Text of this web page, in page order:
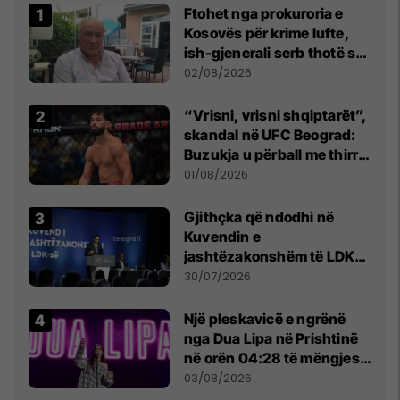
Ftohet nga prokuroria e
Kosovës për krime lufte,
ish-gjenerali serb thotë se
dikush e tradhtoi në
02/08/2026
“Vrisni, vrisni shqiptarët”,
skandal në UFC Beograd:
Buzukja u përball me thirrje
anti-shqiptare nga
01/08/2026
Gjithçka që ndodhi në
Kuvendin e
jashtëzakonshëm të LDK-
së
30/07/2026
Një pleskavicë e ngrënë
nga Dua Lipa në Prishtinë
në orën 04:28 të mëngjesit
- dhe bota digjitale serbe
03/08/2026